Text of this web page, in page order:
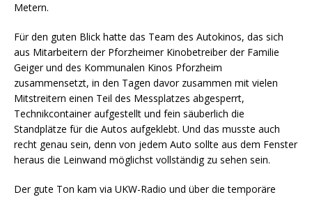
Metern.
Für den guten Blick hatte das Team des Autokinos, das sich
aus Mitarbeitern der Pforzheimer Kinobetreiber der Familie
Geiger und des Kommunalen Kinos Pforzheim
zusammensetzt, in den Tagen davor zusammen mit vielen
Mitstreitern einen Teil des Messplatzes abgesperrt,
Technikcontainer aufgestellt und fein säuberlich die
Standplätze für die Autos aufgeklebt. Und das musste auch
recht genau sein, denn von jedem Auto sollte aus dem Fenster
heraus die Leinwand möglichst vollständig zu sehen sein.
Der gute Ton kam via UKW-Radio und über die temporäre